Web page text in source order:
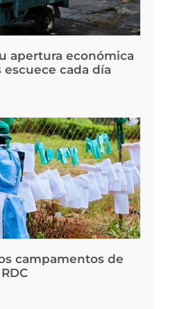
apertura económica
cada día
campamentos de